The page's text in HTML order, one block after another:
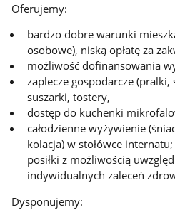
Oferujemy:
bardzo dobre warunki
osobowe), niską opłatę za
możliwość dofinansowania
zaplecze gospodarcze (pralki,
suszarki, tostery,
dostęp do kuchenki
całodzienne wyżywienie
kolacja) w stołówce
posiłki z możliwością
indywidualnych zaleceń
Dysponujemy: